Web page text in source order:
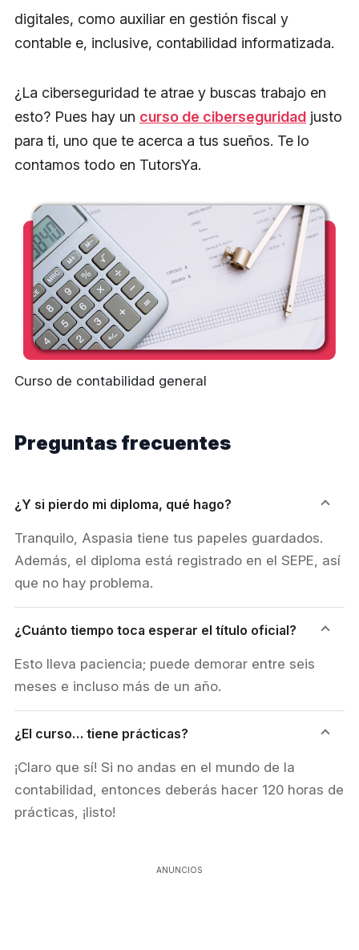
digitales, como auxiliar en gestión fiscal y
contable e, inclusive, contabilidad informatizada.
¿La ciberseguridad te atrae y buscas trabajo en
esto? Pues hay un curso de ciberseguridad justo
para ti, uno que te acerca a tus sueños. Te lo
contamos todo en TutorsYa.
Curso de contabilidad general
Preguntas frecuentes
¿Y si pierdo mi diploma, qué hago?
Tranquilo, Aspasia tiene tus papeles guardados.
Además, el diploma está registrado en el SEPE, así
que no hay problema.
¿Cuánto tiempo toca esperar el título oficial?
Esto lleva paciencia; puede demorar entre seis
meses e incluso más de un año.
¿El curso… tiene prácticas?
¡Claro que sí! Si no andas en el mundo de la
contabilidad, entonces deberás hacer 120 horas de
prácticas, ¡listo!
ANUNCIOS